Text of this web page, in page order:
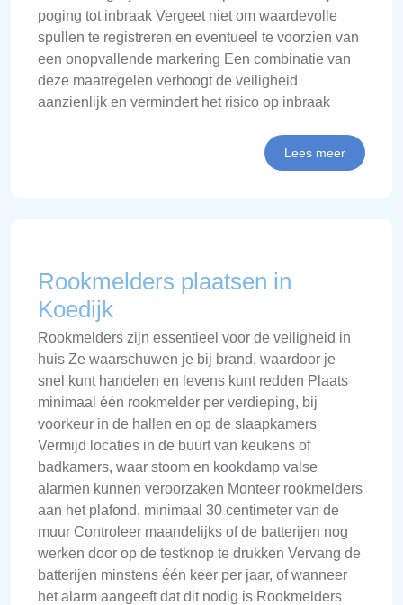
poging tot inbraak Vergeet niet om waardevolle
spullen te registreren en eventueel te voorzien van
een onopvallende markering Een combinatie van
deze maatregelen verhoogt de veiligheid
aanzienlijk en vermindert het risico op inbraak
Lees meer
Rookmelders plaatsen in
Koedijk
Rookmelders zijn essentieel voor de veiligheid in
huis Ze waarschuwen je bij brand, waardoor je
snel kunt handelen en levens kunt redden Plaats
minimaal één rookmelder per verdieping, bij
voorkeur in de hallen en op de slaapkamers
Vermijd locaties in de buurt van keukens of
badkamers, waar stoom en kookdamp valse
alarmen kunnen veroorzaken Monteer rookmelders
aan het plafond, minimaal 30 centimeter van de
muur Controleer maandelijks of de batterijen nog
werken door op de testknop te drukken Vervang de
batterijen minstens één keer per jaar, of wanneer
het alarm aangeeft dat dit nodig is Rookmelders